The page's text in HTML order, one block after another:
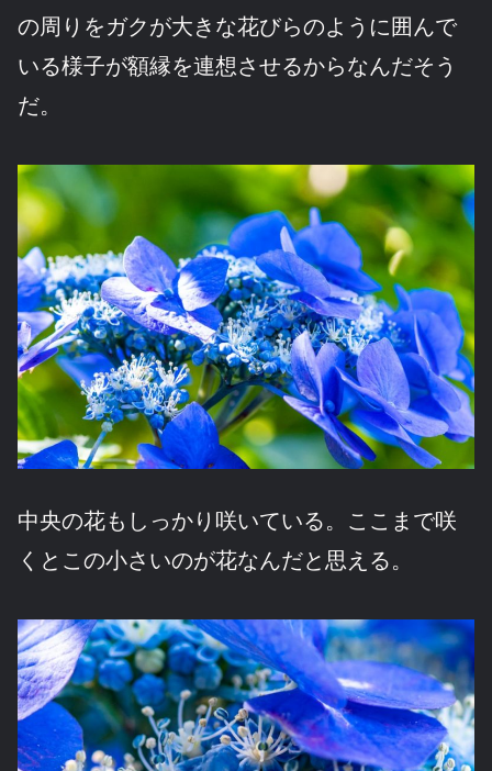
の周りをガクが大きな花びらのように囲んで
いる様子が額縁を連想させるからなんだそう
だ。
中央の花もしっかり咲いている。ここまで咲
くとこの小さいのが花なんだと思える。